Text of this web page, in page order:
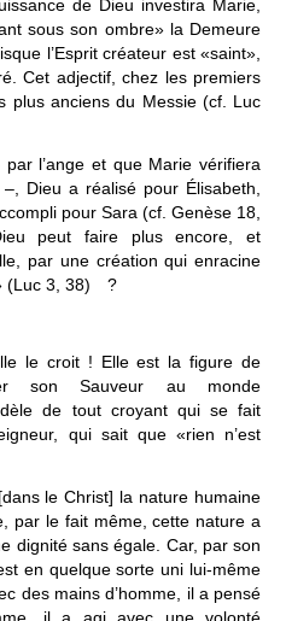
de Dieu investira Marie,
sous son ombre» la Demeure
l’Esprit créateur est «saint»,
Cet adjectif, chez les premiers
plus anciens du Messie (cf. Luc
l’ange et que Marie vérifiera
Dieu a réalisé pour Élisabeth,
pour Sara (cf. Genèse 18,
peut faire plus encore, et
par une création qui enracine
(Luc 3, 38) ?
le croit ! Elle est la figure de
son Sauveur au monde
de tout croyant qui se fait
qui sait que «rien n’est
le Christ] la nature humaine
par le fait même, cette nature a
dignité sans égale. Car, par son
en quelque sorte uni lui-même
des mains d’homme, il a pensé
il a agi avec une volonté